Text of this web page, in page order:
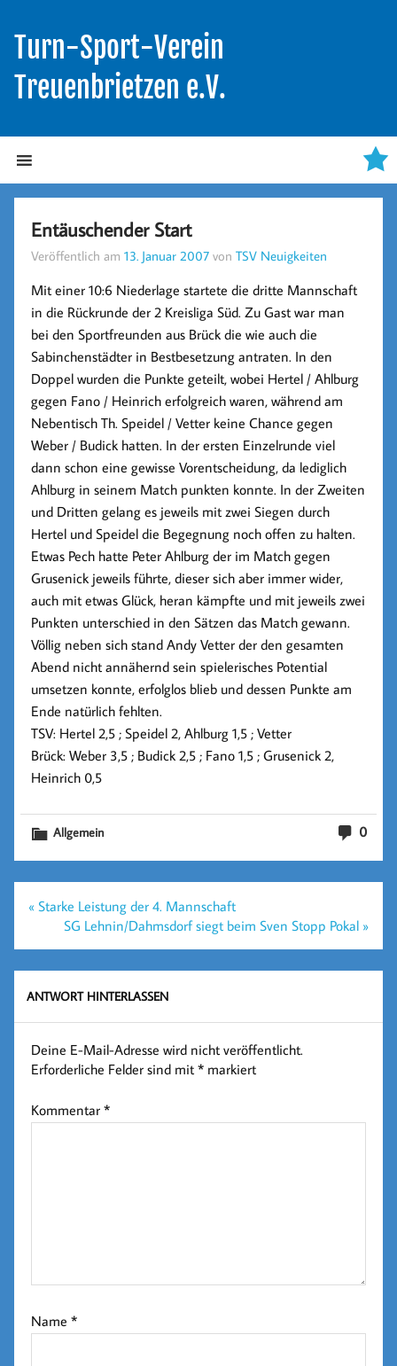
Turn-Sport-Verein
Treuenbrietzen e.V.
Entäuschender Start
Veröffentlich am13. Januar 2007 vonTSV Neuigkeiten
Mit einer 10:6 Niederlage startete die dritte Mannschaft
in die Rückrunde der 2 Kreisliga Süd. Zu Gast war man
bei den Sportfreunden aus Brück die wie auch die
Sabinchenstädter in Bestbesetzung antraten. In den
Doppel wurden die Punkte geteilt, wobei Hertel / Ahlburg
gegen Fano / Heinrich erfolgreich waren, während am
Nebentisch Th. Speidel / Vetter keine Chance gegen
Weber / Budick hatten. In der ersten Einzelrunde viel
dann schon eine gewisse Vorentscheidung, da lediglich
Ahlburg in seinem Match punkten konnte. In der Zweiten
und Dritten gelang es jeweils mit zwei Siegen durch
Hertel und Speidel die Begegnung noch offen zu halten.
Etwas Pech hatte Peter Ahlburg der im Match gegen
Grusenick jeweils führte, dieser sich aber immer wider,
auch mit etwas Glück, heran kämpfte und mit jeweils zwei
Punkten unterschied in den Sätzen das Match gewann.
Völlig neben sich stand Andy Vetter der den gesamten
Abend nicht annähernd sein spielerisches Potential
umsetzen konnte, erfolglos blieb und dessen Punkte am
Ende natürlich fehlten.
TSV: Hertel 2,5 ; Speidel 2, Ahlburg 1,5 ; Vetter
Brück: Weber 3,5 ; Budick 2,5 ; Fano 1,5 ; Grusenick 2,
Heinrich 0,5
0
Allgemein
Beitragsnavigation
« Starke Leistung der 4. Mannschaft
SG Lehnin/Dahmsdorf siegt beim Sven Stopp Pokal »
ANTWORT HINTERLASSEN
Deine E-Mail-Adresse wird nicht veröffentlicht.
Erforderliche Felder sind mit* markiert
Kommentar*
Name*